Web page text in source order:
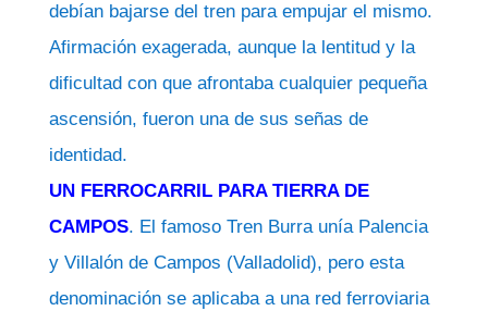
debían bajarse del tren para empujar el mismo.
Afirmación exagerada, aunque la lentitud y la
dificultad con que afrontaba cualquier pequeña
ascensión, fueron una de sus señas de
identidad.
UN FERROCARRIL PARA TIERRA DE
CAMPOS. El famoso Tren Burra unía Palencia
y Villalón de Campos (Valladolid), pero esta
denominación se aplicaba a una red ferroviaria